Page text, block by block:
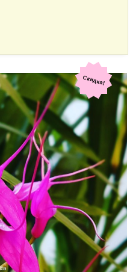
Скидка!